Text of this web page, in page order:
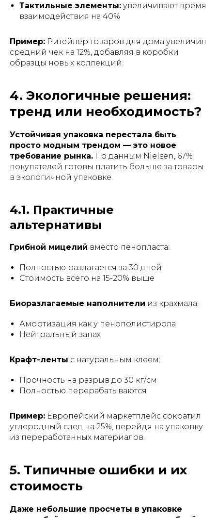
Тактильные элементы: увеличивают время
взаимодействия на 40%
Пример: Ритейлер товаров для дома увеличил
средний чек на 12%, добавляя в коробки
образцы новых коллекций.
4. Экологичные решения:
тренд или необходимость?
Устойчивая упаковка перестала быть
просто модным трендом — это новое
требование рынка. По данным Nielsen, 67%
покупателей готовы платить больше за товары
в экологичной упаковке.
4.1. Практичные
альтернативы
Грибной мицелий вместо пенопласта:
Полностью разлагается за 30 дней
Стоимость всего на 15-20% выше
Биоразлагаемые наполнители из крахмала:
Амортизация как у пенополистирола
Нейтральный запах
Крафт-ленты с натуральным клеем:
Прочность на разрыв до 30 кг/см
Полностью перерабатываются
Пример: Европейский маркетплейс сократил
углеродный след на 25%, перейдя на упаковку
из переработанных материалов.
5. Типичные ошибки и их
стоимость
Даже небольшие просчеты в упаковке